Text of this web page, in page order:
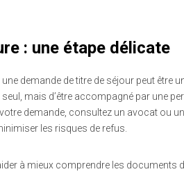
: une étape délicate
demande de titre de séjour peut être
mais d’être accompagné par une
votre demande, consultez un avocat ou
les risques de refus.
à mieux comprendre les documents